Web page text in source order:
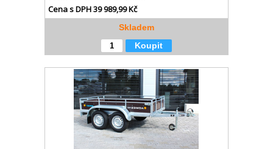
Cena s DPH39 989,99 Kč
Skladem
Koupit